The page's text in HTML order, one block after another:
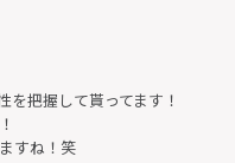
を把握して貰ってます！
すね！笑